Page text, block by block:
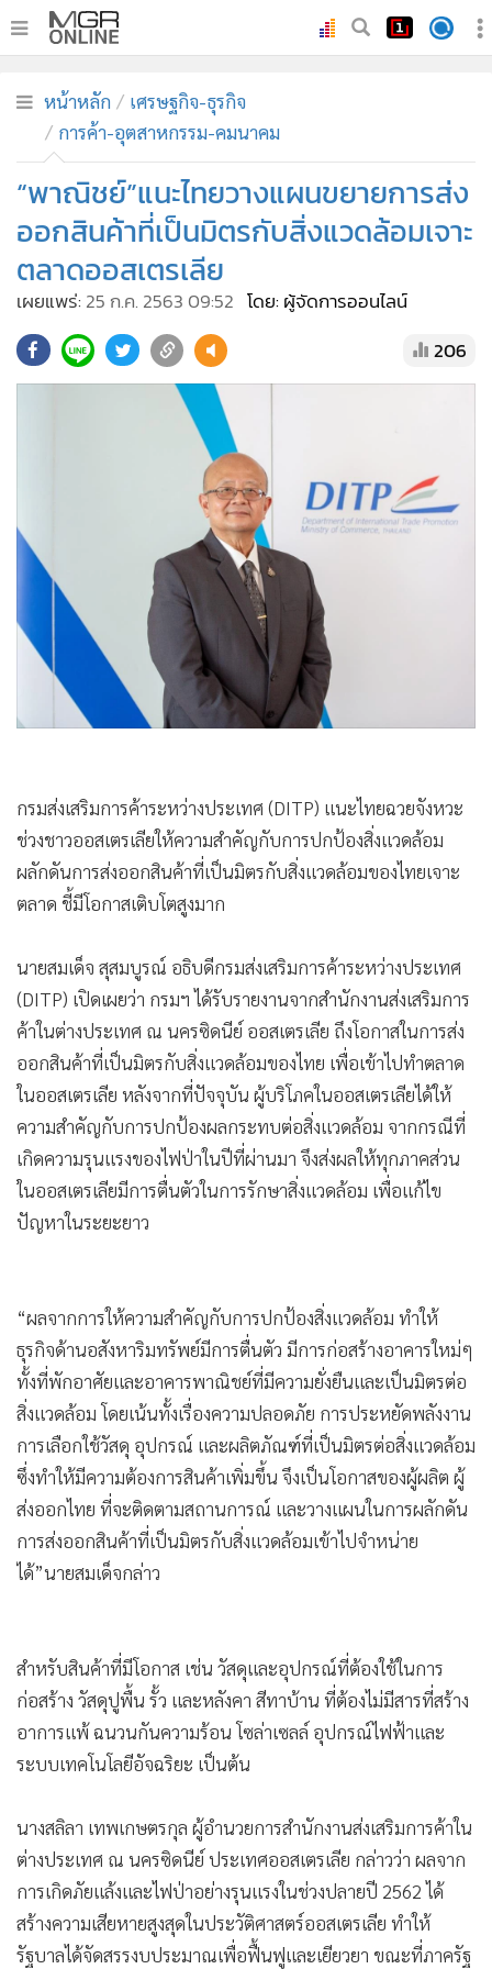
ทันเหตุการณ์
ภาคใต้
• ภูมิภาค
• Online Section
• ผู้จัดการรายวัน
• ละคร
• CbizReview
Good health & Well-being
•
Green Innovation & SD
Management & HR
MGR Live
•
Infographic
การเมือง
ท่องเที่ยว
• กีฬา
• Special Scoop
• เศรษฐกิจ-ธุรกิจ
• จีน
• ชุมชน-คุณภาพชีวิต
• Motoring
• เกม
• วิทยาศาสตร์
• SMEs
• หุ้น
• อินโดจีน
• กองทุนรวม
•
Celeb Online
Factcheck
• News1
• Gotomanager
หน้าหลัก
เศรษฐกิจ-ธุรกิจ
การค้า-อุตสาหกรรม-คมนาคม
“พาณิชย์”แนะไทยวางแผนขยายการส่ง
ออกสินค้าที่เป็นมิตรกับสิ่งแวดล้อมเจาะ
ตลาดออสเตรเลีย
เผยแพร่: 25 ก.ค. 2563 09:52 โดย: ผู้จัดการออนไลน์
206
กรมส่งเสริมการค้าระหว่างประเทศ (DITP) แนะไทยฉวยจังหวะ
ช่วงชาวออสเตรเลียให้ความสำคัญกับการปกป้องสิ่งแวดล้อม
ผลักดันการส่งออกสินค้าที่เป็นมิตรกับสิ่งแวดล้อมของไทยเจาะ
ตลาด ชี้มีโอกาสเติบโตสูงมาก
นายสมเด็จ สุสมบูรณ์ อธิบดีกรมส่งเสริมการค้าระหว่างประเทศ
(DITP) เปิดเผยว่า กรมฯ ได้รับรายงานจากสำนักงานส่งเสริมการ
ค้าในต่างประเทศ ณ นครซิดนีย์ ออสเตรเลีย ถึงโอกาสในการส่ง
ออกสินค้าที่เป็นมิตรกับสิ่งแวดล้อมของไทย เพื่อเข้าไปทำตลาด
ในออสเตรเลีย หลังจากที่ปัจจุบัน ผู้บริโภคในออสเตรเลียได้ให้
ความสำคัญกับการปกป้องผลกระทบต่อสิ่งแวดล้อม จากกรณีที่
เกิดความรุนแรงของไฟป่าในปีที่ผ่านมา จึงส่งผลให้ทุกภาคส่วน
ในออสเตรเลียมีการตื่นตัวในการรักษาสิ่งแวดล้อม เพื่อแก้ไข
ปัญหาในระยะยาว
“ผลจากการให้ความสำคัญกับการปกป้องสิ่งแวดล้อม ทำให้
ธุรกิจด้านอสังหาริมทรัพย์มีการตื่นตัว มีการก่อสร้างอาคารใหม่ๆ
ทั้งที่พักอาศัยและอาคารพาณิชย์ที่มีความยั่งยืนและเป็นมิตรต่อ
สิ่งแวดล้อม โดยเน้นทั้งเรื่องความปลอดภัย การประหยัดพลังงาน
การเลือกใช้วัสดุ อุปกรณ์ และผลิตภัณฑ์ที่เป็นมิตรต่อสิ่งแวดล้อม
ซึ่งทำให้มีความต้องการสินค้าเพิ่มขึ้น จึงเป็นโอกาสของผู้ผลิต ผู้
ส่งออกไทย ที่จะติดตามสถานการณ์ และวางแผนในการผลักดัน
การส่งออกสินค้าที่เป็นมิตรกับสิ่งแวดล้อมเข้าไปจำหน่าย
ได้”นายสมเด็จกล่าว
สำหรับสินค้าที่มีโอกาส เช่น วัสดุและอุปกรณ์ที่ต้องใช้ในการ
ก่อสร้าง วัสดุปูพื้น รั้ว และหลังคา สีทาบ้าน ที่ต้องไม่มีสารที่สร้าง
อาการแพ้ ฉนวนกันความร้อน โซล่าเซลล์ อุปกรณ์ไฟฟ้าและ
ระบบเทคโนโลยีอัจฉริยะ เป็นต้น
นางสลิลา เทพเกษตรกุล ผู้อำนวยการสำนักงานส่งเสริมการค้าใน
ต่างประเทศ ณ นครซิดนีย์ ประเทศออสเตรเลีย กล่าวว่า ผลจาก
การเกิดภัยแล้งและไฟป่าอย่างรุนแรงในช่วงปลายปี 2562 ได้
สร้างความเสียหายสูงสุดในประวัติศาสตร์ออสเตรเลีย ทำให้
รัฐบาลได้จัดสรรงบประมาณเพื่อฟื้นฟูและเยียวยา ขณะที่ภาครัฐ